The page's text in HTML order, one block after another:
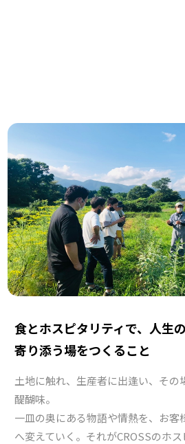
食とホスピタリティで、人生
寄り添う場をつくること
土地に触れ、生産者に出逢い、その
醍醐味。
一皿の奥にある物語や情熱を、お客
へ変えていく。それがCROSSのホス